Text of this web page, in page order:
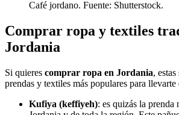
Café jordano. Fuente: Shutterstock.
Comprar ropa y textiles
Jordania
Si quieres comprar ropa en Jordania,
prendas y textiles más populares para
Kufiya (keffiyeh): es quizás la prenda